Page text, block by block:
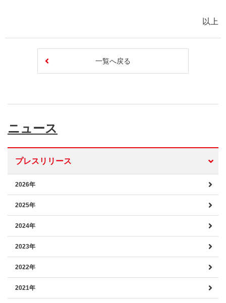
以上
一覧へ戻る
ニュース
プレスリリース
2026年
2025年
2024年
2023年
2022年
2021年